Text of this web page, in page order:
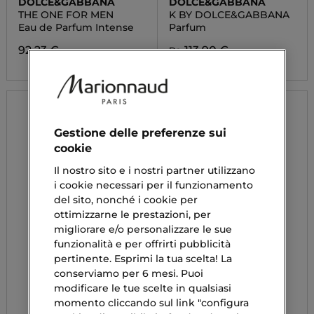
THE ONE FOR MEN
Eau de Parfum Intense
92,23 €
K BY DOLCE&GABBANA
Parfum
Da 113,90 €
Gestione delle preferenze sui
cookie
Il nostro sito e i nostri partner utilizzano
i cookie necessari per il funzionamento
del sito, nonché i cookie per
ottimizzarne le prestazioni, per
migliorare e/o personalizzare le sue
funzionalità e per offrirti pubblicità
pertinente. Esprimi la tua scelta! La
conserviamo per 6 mesi. Puoi
modificare le tue scelte in qualsiasi
momento cliccando sul link "configura